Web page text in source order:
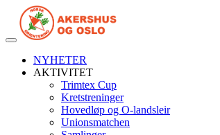
Veksle
navigasjonNYHETER
AKTIVITET
Trimtex Cup
Kretstreninger
Hovedløp og O-landsleir
Unionsmatchen